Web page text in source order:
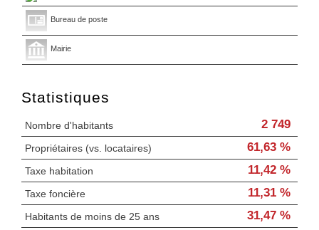
Bureau de poste
Mairie
Statistiques
Nombre d'habitants 2 749
Propriétaires (vs. locataires) 61,63 %
Taxe habitation 11,42 %
Taxe foncière 11,31 %
Habitants de moins de 25 ans 31,47 %